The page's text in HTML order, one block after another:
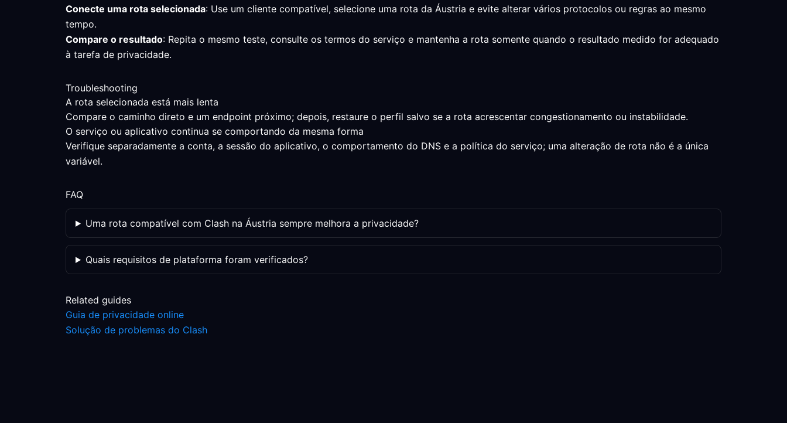
Conecte uma rota selecionada: Use um cliente compatível, selecione uma rota da Áustria e evite alterar vários protocolos ou regras ao mesmo
tempo.
Compare o resultado: Repita o mesmo teste, consulte os termos do serviço e mantenha a rota somente quando o resultado medido for adequado
à tarefa de privacidade.
Troubleshooting
A rota selecionada está mais lenta
Compare o caminho direto e um endpoint próximo; depois, restaure o perfil salvo se a rota acrescentar congestionamento ou instabilidade.
O serviço ou aplicativo continua se comportando da mesma forma
Verifique separadamente a conta, a sessão do aplicativo, o comportamento do DNS e a política do serviço; uma alteração de rota não é a única
variável.
FAQ
Uma rota compatível com Clash na Áustria sempre melhora a privacidade?
Quais requisitos de plataforma foram verificados?
Related guides
Guia de privacidade online
Solução de problemas do Clash